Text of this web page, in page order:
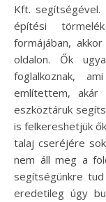
Kft.
építési
formájában,
oldalon. Ők
foglalkoznak,
említettem, akár
eszköztáruk
is felkereshetjük
talaj cseréjére
nem áll meg a
segítségünkre
eredetileg úgy